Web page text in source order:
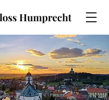
Humprecht